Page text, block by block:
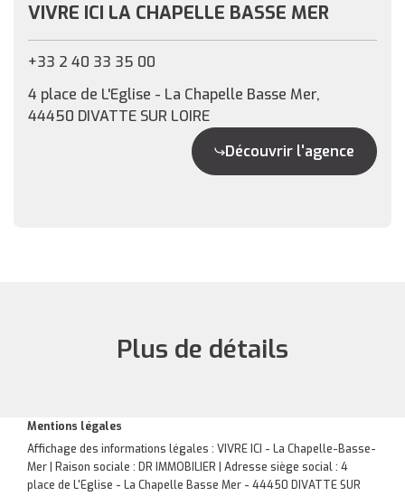
VIVRE ICI LA CHAPELLE BASSE MER
+33 2 40 33 35 00
4 place de L'Eglise - La Chapelle Basse Mer,
44450 DIVATTE SUR LOIRE
Découvrir l'agence
Plus de détails
Mentions légales
Affichage des informations légales : VIVRE ICI - La Chapelle-Basse-
Mer | Raison sociale : DR IMMOBILIER | Adresse siège social : 4
place de L'Eglise - La Chapelle Basse Mer - 44450 DIVATTE SUR